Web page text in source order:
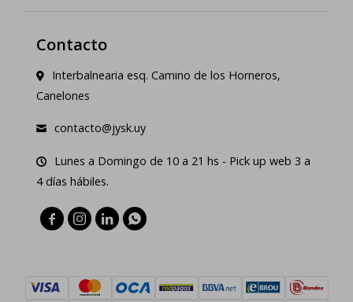
Contacto
Interbalnearia esq. Camino de los Horneros,
Canelones
contacto@jysk.uy
Lunes a Domingo de 10 a 21 hs - Pick up web 3 a
4 días hábiles.
   